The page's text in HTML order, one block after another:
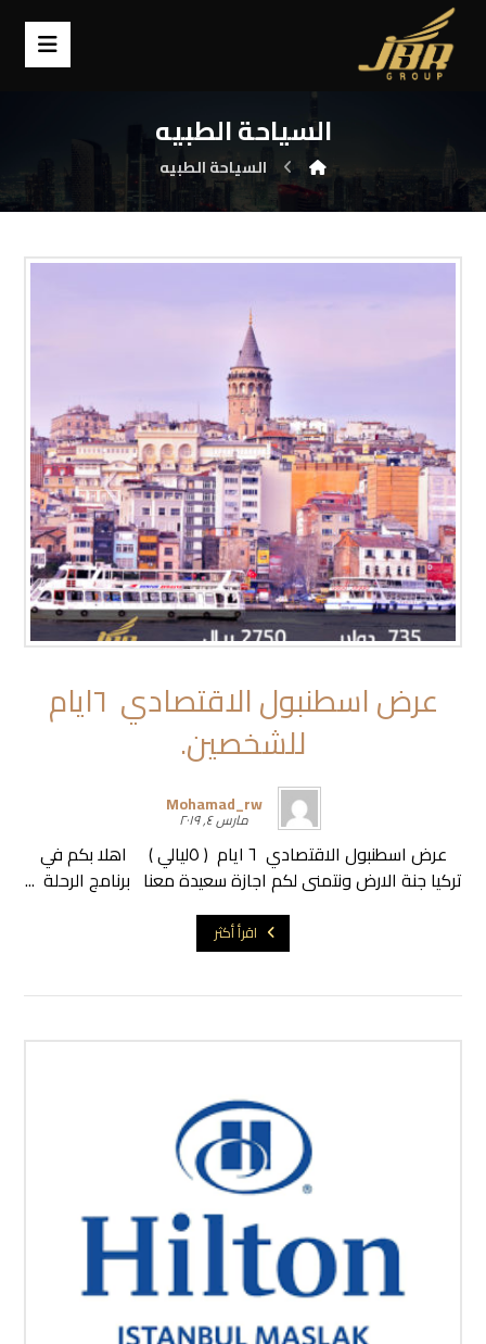
السياحة الطبيه
السياحة الطبيه
عرض اسطنبول الاقتصادي ٦ايام
للشخصين.
Mohamad_rw
مارس ٤, ٢٠١٩
عرض اسطنبول الاقتصادي ٦ ايام ( ٥ليالي ) اهلا بكم في
تركيا جنة الارض ونتمنى لكم اجازة سعيدة معنا برنامج الرحلة ...
اقرأ أكثر